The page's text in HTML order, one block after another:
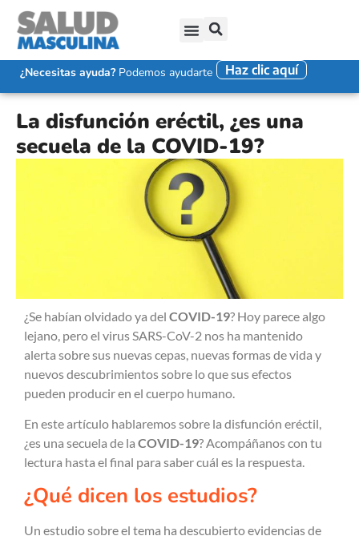
¿Necesitas ayuda?Podemos ayudarte Haz clic aquí
La disfunción eréctil, ¿es una
secuela de la COVID-19?
¿Se habían olvidado ya del COVID-19? Hoy parece algo
lejano, pero el virus SARS-CoV-2 nos ha mantenido
alerta sobre sus nuevas cepas, nuevas formas de vida y
nuevos descubrimientos sobre lo que sus efectos
pueden producir en el cuerpo humano.
En este artículo hablaremos sobre la disfunción eréctil,
¿es una secuela de la COVID-19? Acompáñanos con tu
lectura hasta el final para saber cuál es la respuesta.
¿Qué dicen los estudios?
Un estudio sobre el tema ha descubierto evidencias de